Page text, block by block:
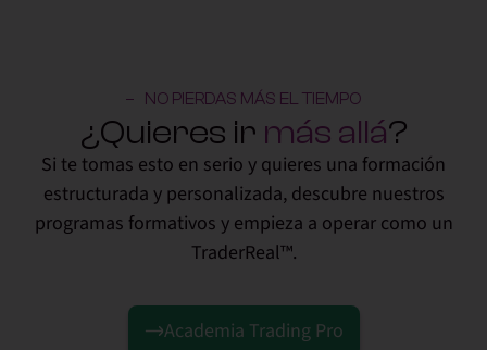
NO PIERDAS MÁS EL TIEMPO
¿Quieres ir más allá?
Si te tomas esto en serio y quieres una formación
estructurada y personalizada, descubre nuestros
programas formativos y empieza a operar como un
TraderReal™.
Academia Trading Pro